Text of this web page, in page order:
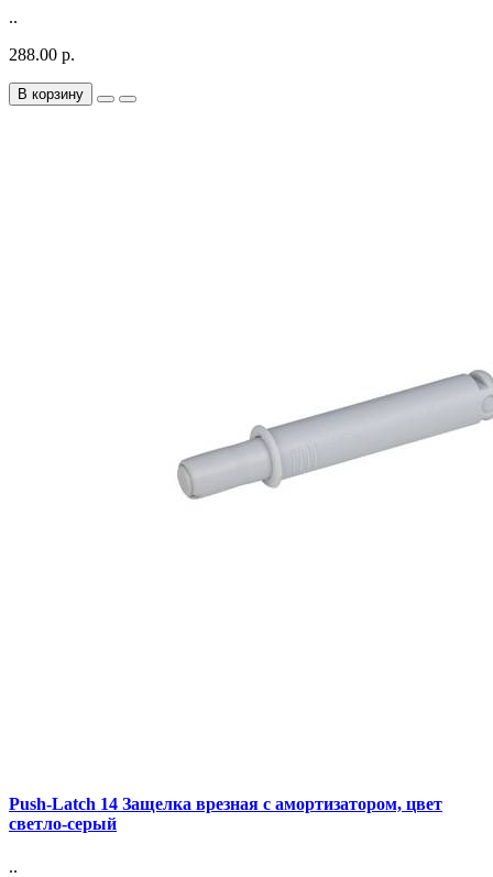
..
288.00 р.
В корзину
Push-Latch 14 Защелка врезная с амортизатором, цвет
светло-серый
..